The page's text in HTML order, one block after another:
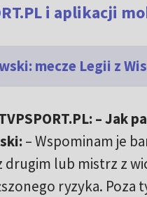
i aplikacji
mecze Legii z
– Jak
– Wspominam je
drugim lub mistrz z
ryzyka.